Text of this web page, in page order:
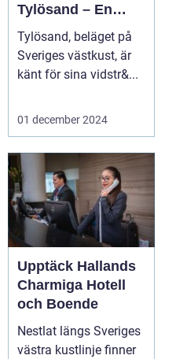
Tylösand – En
Oslagbar
Upplevelse
Tylösand, beläget på
Sveriges västkust, är
känt för sina vidstr&...
01 december 2024
Upptäck Hallands
Charmiga Hotell
och Boende
Nestlat längs Sveriges
västra kustlinje finner